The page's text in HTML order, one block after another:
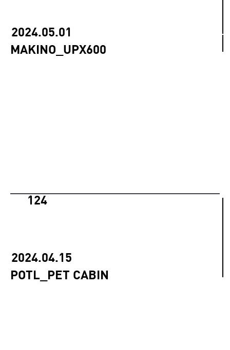
2024.05.01
MAKINO_UPX600
2024.04.15
POTL_PET CABIN
124